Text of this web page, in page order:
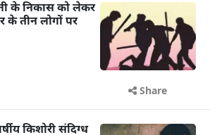
के निकास को लेकर
के तीन लोगों पर
Share
किशोरी संदिग्ध